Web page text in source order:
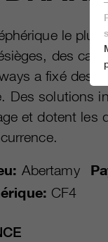
le plus
des
a fixé des
Des solutions
et dotent les
Abertamy
CF4